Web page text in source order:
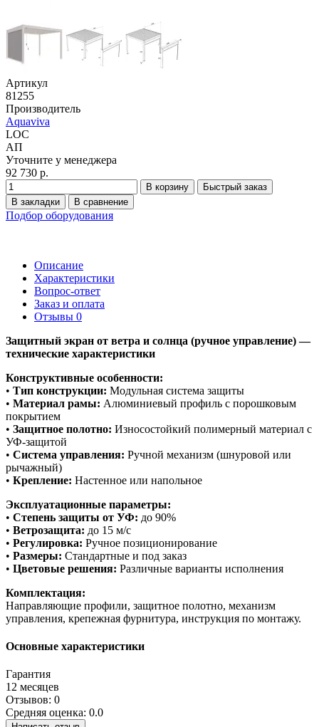
Артикул
81255
Производитель
Aquaviva
LOC
АП
Уточните у менеджера
92 730 р.
В корзину
Быстрый заказ
В закладки
В сравнение
Подбор оборудования
Описание
Характеристики
Вопрос-ответ
Заказ и оплата
Отзывы 0
Защитный экран от ветра и солнца (ручное управление) —
технические характеристики
Конструктивные особенности:
• Тип конструкции: Модульная система защиты
• Материал рамы: Алюминиевый профиль с порошковым
покрытием
• Защитное полотно: Износостойкий полимерный материал с
УФ-защитой
• Система управления: Ручной механизм (шнуровой или
рычажный)
• Крепление: Настенное или напольное
Эксплуатационные параметры:
• Степень защиты от УФ: до 90%
• Ветрозащита: до 15 м/с
• Регулировка: Ручное позиционирование
• Размеры: Стандартные и под заказ
• Цветовые решения: Различные варианты исполнения
Комплектация:
Направляющие профили, защитное полотно, механизм
управления, крепежная фурнитура, инструкция по монтажу.
Основные характеристики
Гарантия
12 месяцев
Отзывов: 0
Средняя оценка: 0.0